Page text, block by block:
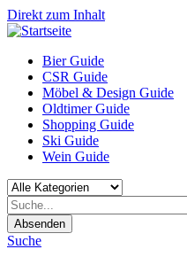
Direkt zum Inhalt
Bier Guide
CSR Guide
Möbel & Design Guide
Oldtimer Guide
Shopping Guide
Ski Guide
Wein Guide
Absenden
Suche